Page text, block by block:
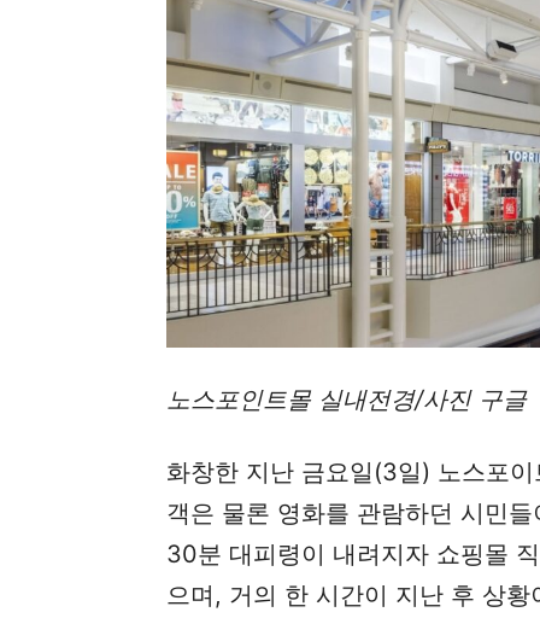
노스포인트몰 실내전경/사진 구글
화창한 지난 금요일(3일) 노스포
객은 물론 영화를 관람하던 시민
30분 대피령이 내려지자 쇼핑몰
으며, 거의 한 시간이 지난 후 상황